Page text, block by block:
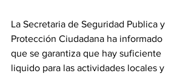
La Secretaria de Seguridad Publica y
Protección Ciudadana ha informado
que se garantiza que hay suficiente
liquido para las actividades locales y